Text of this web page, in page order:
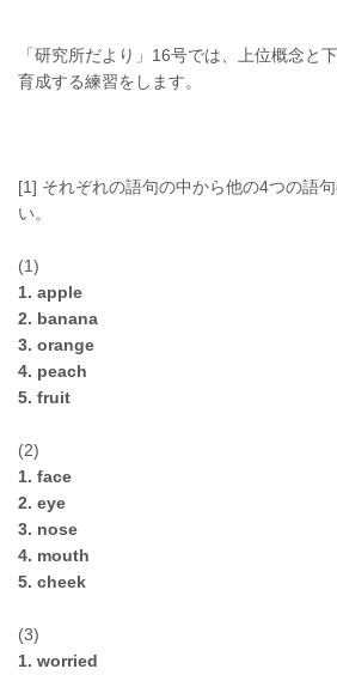
「研究所だより」16号では、上位概念と
育成する練習をします。
[1] それぞれの語句の中から他の4つの語
い。
(1)
1. apple
2. banana
3. orange
4. peach
5. fruit
(2)
1. face
2. eye
3. nose
4. mouth
5. cheek
(3)
1. worried